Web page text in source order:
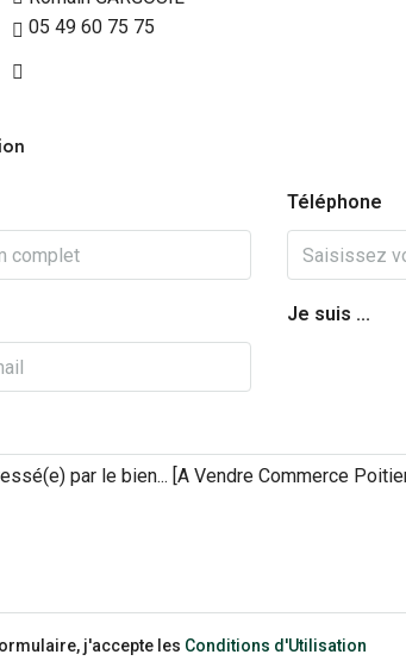
05 49 60 75 75
Téléphone
Je suis ...
j'accepte les Conditions d'Utilisation